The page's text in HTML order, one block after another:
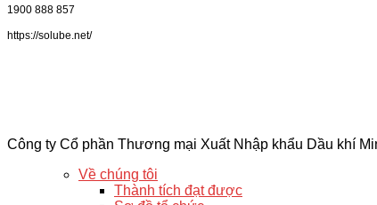
1900 888 857
https://solube.net/
Công ty Cổ phần Thương mại Xuất Nhập khẩu Dầu khí
Về chúng tôi
Thành tích đạt được